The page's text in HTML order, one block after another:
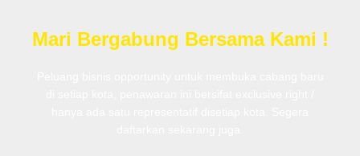
Mari Bergabung Bersama Kami !